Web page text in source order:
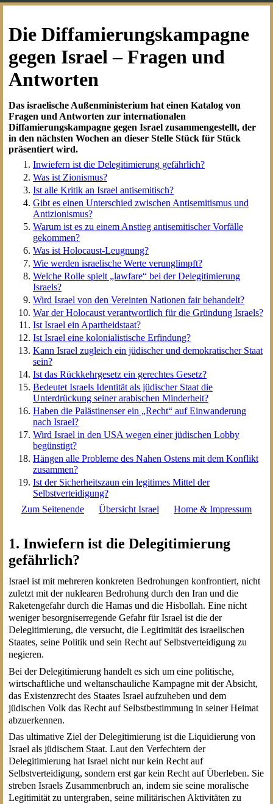
Die Diffamierungskampagne
gegen Israel – Fragen und
Antworten
Das israelische Außenministerium hat einen Katalog von
Fragen und Antworten zur internationalen
Diffamierungskampagne gegen Israel zusammengestellt, der
in den nächsten Wochen an dieser Stelle Stück für Stück
präsentiert wird.
Inwiefern ist die Delegitimierung gefährlich?
Was ist Zionismus?
Ist alle Kritik an Israel antisemitisch?
Gibt es einen Unterschied zwischen Antisemitismus und
Antizionismus?
Warum ist es zu einem Anstieg antisemitischer Vorfälle
gekommen?
Was ist Holocaust-Leugnung?
Wie werden israelische Werte verunglimpft?
Welche Rolle spielt „lawfare“ bei der Delegitimierung
Israels?
Wird Israel von den Vereinten Nationen fair behandelt?
War der Holocaust verantwortlich für die Gründung Israels?
Ist Israel ein Apartheidstaat?
Ist Israel eine kolonialistische Erfindung?
Kann Israel zugleich ein jüdischer und demokratischer Staat
sein?
Ist das Rückkehrgesetz ein gerechtes Gesetz?
Bedeutet Israels Identität als jüdischer Staat die
Unterdrückung seiner arabischen Minderheit?
Haben die Palästinenser ein „Recht“ auf Einwanderung
nach Israel?
Wird Israel in den USA wegen einer jüdischen Lobby
begünstigt?
Hängen alle Probleme des Nahen Ostens mit dem Konflikt
zusammen?
Ist der Sicherheitszaun ein legitimes Mittel der
Selbstverteidigung?
Zum Seitenende
Übersicht Israel Home & Impressum
1. Inwiefern ist die Delegitimierung
gefährlich?
Israel ist mit mehreren konkreten Bedrohungen konfrontiert, nicht
zuletzt mit der nuklearen Bedrohung durch den Iran und die
Raketengefahr durch die Hamas und die Hisbollah. Eine nicht
weniger besorgniserregende Gefahr für Israel ist die der
Delegitimierung, die versucht, die Legitimität des israelischen
Staates, seine Politik und sein Recht auf Selbstverteidigung zu
negieren.
Bei der Delegitimierung handelt es sich um eine politische,
wirtschaftliche und weltanschauliche Kampagne mit der Absicht,
das Existenzrecht des Staates Israel aufzuheben und dem
jüdischen Volk das Recht auf Selbstbestimmung in seiner Heimat
abzuerkennen.
Das ultimative Ziel der Delegitimierung ist die Liquidierung von
Israel als jüdischem Staat. Laut den Verfechtern der
Delegitimierung hat Israel nicht nur kein Recht auf
Selbstverteidigung, sondern erst gar kein Recht auf Überleben. Sie
streben Israels Zusammenbruch an, indem sie seine moralische
Legitimität zu untergraben, seine militärischen Aktivitäten zu